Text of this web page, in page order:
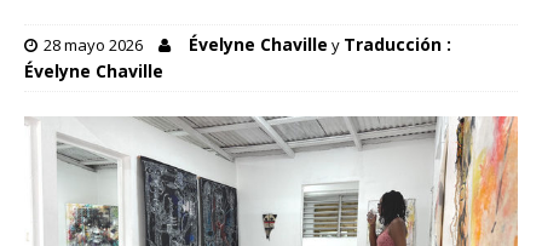
28 mayo 2026 Évelyne Chaville y Traducción :
Évelyne Chaville